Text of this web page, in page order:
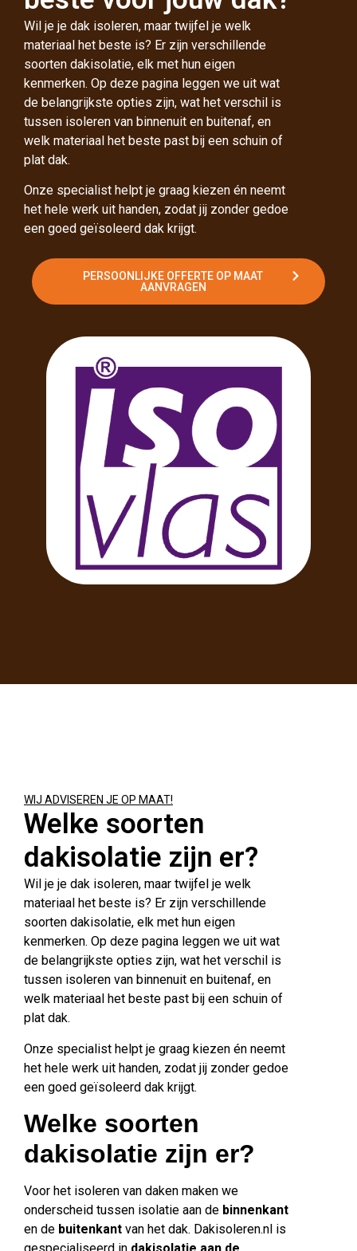
Wil je je dak isoleren, maar twijfel je welk
materiaal het beste is? Er zijn verschillende
soorten dakisolatie, elk met hun eigen
kenmerken. Op deze pagina leggen we uit wat
de belangrijkste opties zijn, wat het verschil is
tussen isoleren van binnenuit en buitenaf, en
welk materiaal het beste past bij een schuin of
plat dak.
Onze specialist helpt je graag kiezen én neemt
het hele werk uit handen, zodat jij zonder gedoe
een goed geïsoleerd dak krijgt.
PERSOONLIJKE OFFERTE OP MAAT
AANVRAGEN
WIJ ADVISEREN JE OP MAAT!
Welke soorten
dakisolatie zijn er?
Wil je je dak isoleren, maar twijfel je welk
materiaal het beste is? Er zijn verschillende
soorten dakisolatie, elk met hun eigen
kenmerken. Op deze pagina leggen we uit wat
de belangrijkste opties zijn, wat het verschil is
tussen isoleren van binnenuit en buitenaf, en
welk materiaal het beste past bij een schuin of
plat dak.
Onze specialist helpt je graag kiezen én neemt
het hele werk uit handen, zodat jij zonder gedoe
een goed geïsoleerd dak krijgt.
Welke soorten
dakisolatie zijn er?
Voor het isoleren van daken maken we
onderscheid tussen isolatie aan de binnenkant
en de buitenkant van het dak. Dakisoleren.nl is